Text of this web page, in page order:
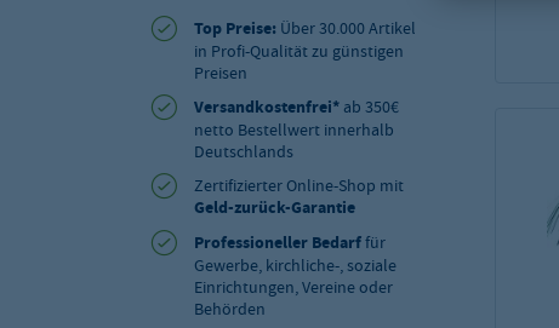
Top Preise: Über 30.000 Artikel
in Profi-Qualität zu günstigen
Preisen
Versandkostenfrei* ab 350€
netto Bestellwert innerhalb
Deutschlands
Zertifizierter Online-Shop mit
Geld-zurück-Garantie
Professioneller Bedarffür
Gewerbe, kirchliche-, soziale
Einrichtungen, Vereine oder
Behörden